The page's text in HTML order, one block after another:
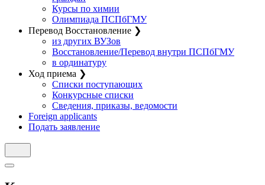
Курсы по химии
Олимпиада ПСПбГМУ
Перевод Восстановление ❯
из других ВУЗов
Восстановление/Перевод внутри ПСПбГМУ
в ординатуру
Ход приема ❯
Списки поступающих
Конкурсные списки
Сведения, приказы, ведомости
Foreign applicants
Подать заявление